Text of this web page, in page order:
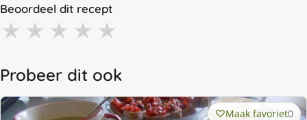
Beoordeel dit recept
★ ★ ★ ★ ★
Probeer dit ook
Maak favoriet0